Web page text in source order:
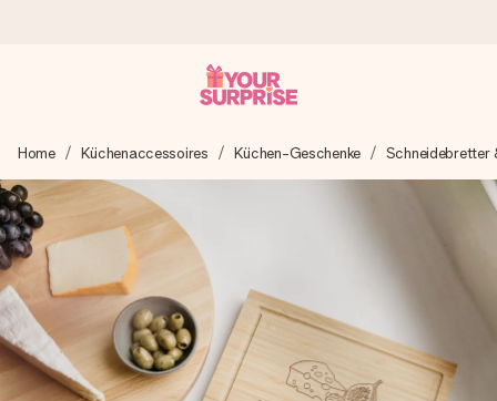
Wir bereiten dein Geschenk sorgfältig vor und schicken es
blitzschnell – damit du es genau zum richtigen Zeitpunkt
überreichen kannst, wenn es am meisten zählt.
4,8 (basierend auf +15.000 Bewertungen)
Unsere Geschenke begeistern. Kunden bewerten uns mit
4,8 bei Google Reviews (Gesamtergebnis aller Länder, in
die wir versenden).
Home Küchenaccessoires Küchen-Geschenke Schneidebretter